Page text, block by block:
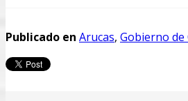
Publicado en Arucas, Gobierno de